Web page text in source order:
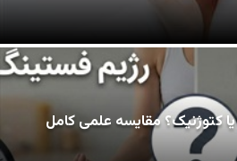
کتوژنیک؟ مقایسه علمی کامل